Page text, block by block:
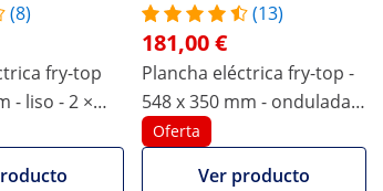
(8)
fry-top
- liso - 2 ×
(13)
181,00 €
Plancha eléctrica fry-top -
548 x 350 mm - ondulada +
lisa - 3.000 W
Oferta
Ver producto